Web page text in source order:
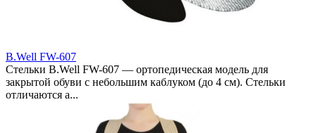
B.Well FW-607
Стельки B.Well FW-607 — ортопедическая модель для
закрытой обуви с небольшим каблуком (до 4 см). Стельки
отличаются а...